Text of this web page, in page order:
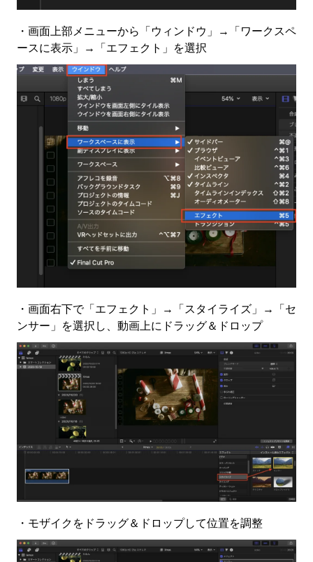
・画面上部メニューから「ウィンドウ」→「ワークスペ
ースに表示」→「エフェクト」を選択
・画面右下で「エフェクト」→「スタイライズ」→「セ
ンサー」を選択し、動画上にドラッグ＆ドロップ
・モザイクをドラッグ＆ドロップして位置を調整